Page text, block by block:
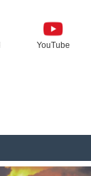
YouTube